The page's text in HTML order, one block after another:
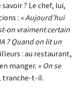
? Le chef, lui,
: « Aujourd’hui
on vraiment certain
? Quand on lit un
: au restaurant,
manger. « On se
tranche-t-il.